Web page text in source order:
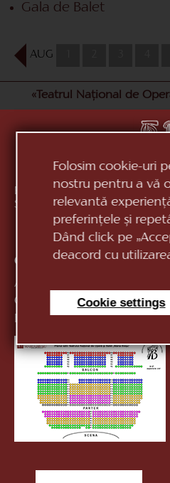
Folosim cookie-uri
nostru pentru a vă
relevantă
preferințele și
Dând click pe
deacord cu
Cookie settings
Gala de Balet
AUG
«Teatrul Național de
Republica Moldova, MD-
Ștefan cel Mare, 152vezi pe
Contacte:
Anticamera:
Casa de bilete:+373 (22) 24 51